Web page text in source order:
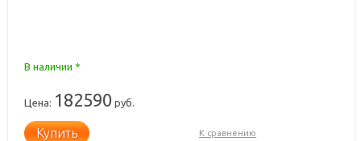
В наличии *
Цена: 182590 руб.
Купить К сравнению